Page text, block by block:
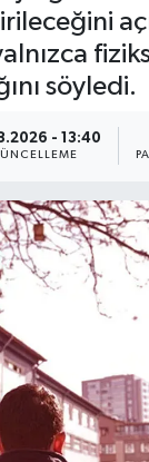
söyledi.
- 13:40